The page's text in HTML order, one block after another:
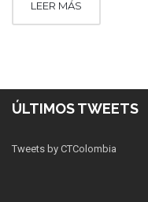
LEER MÁS
ÚLTIMOS TWEETS
Tweets by CTColombia